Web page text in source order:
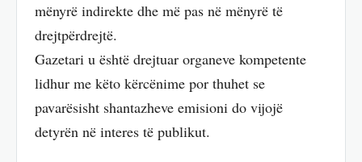
mënyrë indirekte dhe më pas në mënyrë të
drejtpërdrejtë.
Gazetari u është drejtuar organeve kompetente
lidhur me këto kërcënime por thuhet se
pavarësisht shantazheve emisioni do vijojë
detyrën në interes të publikut.